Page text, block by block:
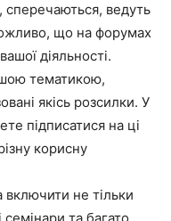
сперечаються, ведуть
що на форумах
діяльності.
тематикою,
якісь розсилки. У
підписатися на ці
корисну
не тільки